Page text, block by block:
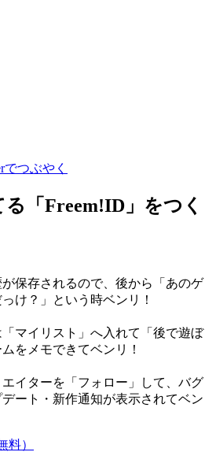
でつぶやく
「 Freem!ID 」をつく
保存されるので、後から「あのゲ
け？」という時ベンリ！
マイリスト」へ入れて「後で遊ぼ
をメモできてベンリ！
イターを「フォロー」して、バグ
ート・新作通知が表示されてベン
料）